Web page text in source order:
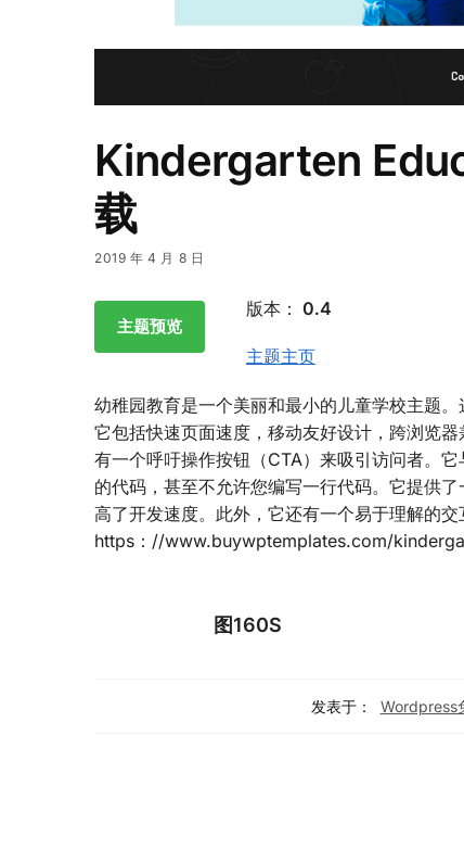
Kindergarten
载
2019 年 4 月 8 日
主题预览
版本： 0.4
主题主页
幼稚园教育是一个美丽和最小的儿童学校主题
它包括快速页面速度，移动友好设计，跨浏览
有一个呼吁操作按钮（CTA）来吸引访问者。
的代码，甚至不允许您编写一行代码。它提供
高了开发速度。此外，它还有一个易于理解的交
https：//www.buywptemplates.com/
图160S
发表于： Wordpress